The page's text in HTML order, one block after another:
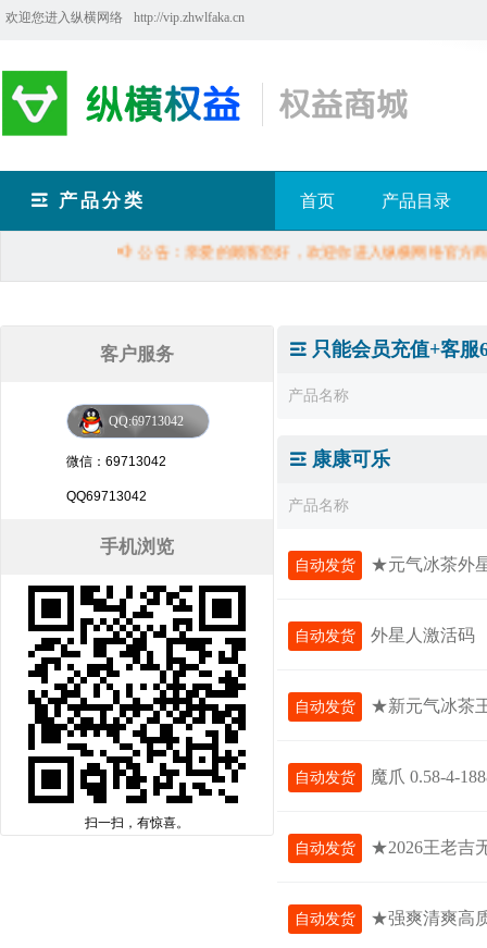
欢迎您进入纵横网络 http://vip.zhwlfaka.cn
产品分类 首页 产品目录
公告：亲爱的顾客您好，欢迎你进入纵横网络官方商城
客户服务
QQ:69713042
微信：69713042
QQ69713042
手机浏览
扫一扫，有惊喜。
只能会员充值+客服
产品名称
康康可乐
产品名称
自动发货 ★元气冰茶外星人★ 4
自动发货 外星人激活码
自动发货 ★新元气冰茶王
自动发货 魔爪 0.58-4-
自动发货 ★2026王老吉
自动发货 ★强爽清爽高